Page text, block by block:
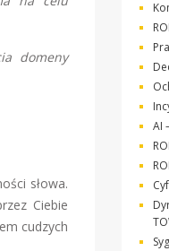
domeny
słowa.
Ciebie
cudzych
AI